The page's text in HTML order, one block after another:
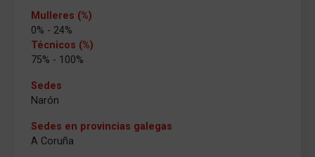
Mulleres (%)
0% - 24%
Técnicos (%)
75% - 100%
Sedes
Narón
Sedes en provincias galegas
A Coruña